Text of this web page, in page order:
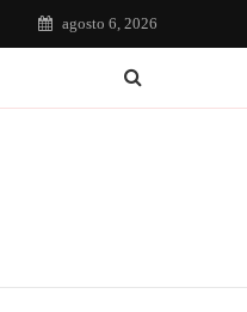
agosto 6, 2026